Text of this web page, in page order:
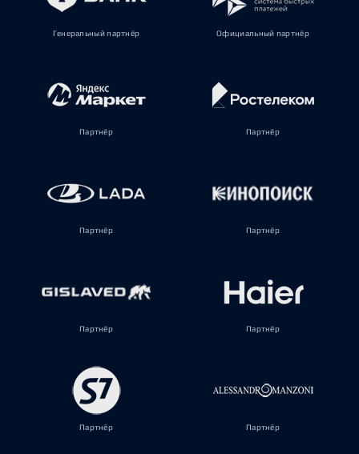
Генеральный партнёр Официальный партнёр
Партнёр Партнёр
Партнёр Партнёр
Партнёр Партнёр
Партнёр Партнёр